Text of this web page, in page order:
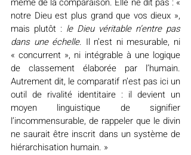
notre Dieu est plus grand que vos dieux »,
mais plutôt : le Dieu véritable n’entre pas
dans une échelle. Il n’est ni mesurable, ni
« concurrent », ni intégrable à une logique
de classement élaborée par l’humain.
Autrement dit, le comparatif n’est pas ici un
outil de rivalité identitaire : il devient un
moyen linguistique de signifier
l’incommensurable, de rappeler que le divin
ne saurait être inscrit dans un système de
hiérarchisation humain. »